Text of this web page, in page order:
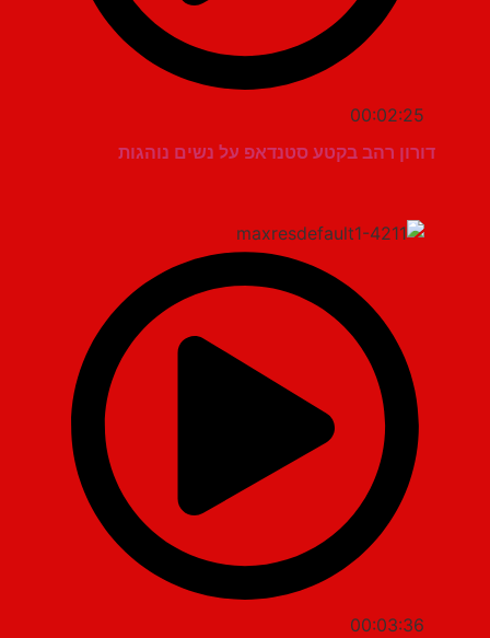
00:02:25
דורון רהב בקטע סטנדאפ על נשים נוהגות
00:03:36